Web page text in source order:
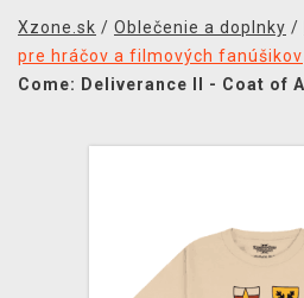
MERCHANDISE
Xzone.sk / Oblečenie a doplnky /
pre hráčov a filmových fanúšikov
Come: Deliverance II - Coat of